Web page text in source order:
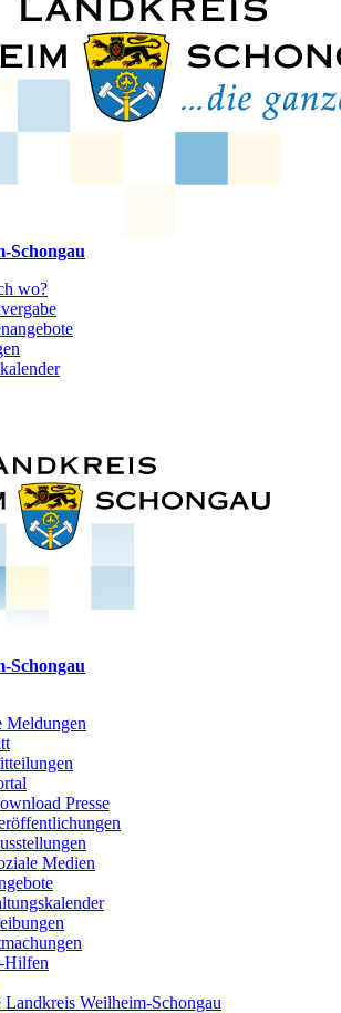
Schongau
wo?
Schongau
Meldungen
Presse
Medien
Hilfen
Landkreis Weilheim-Schongau